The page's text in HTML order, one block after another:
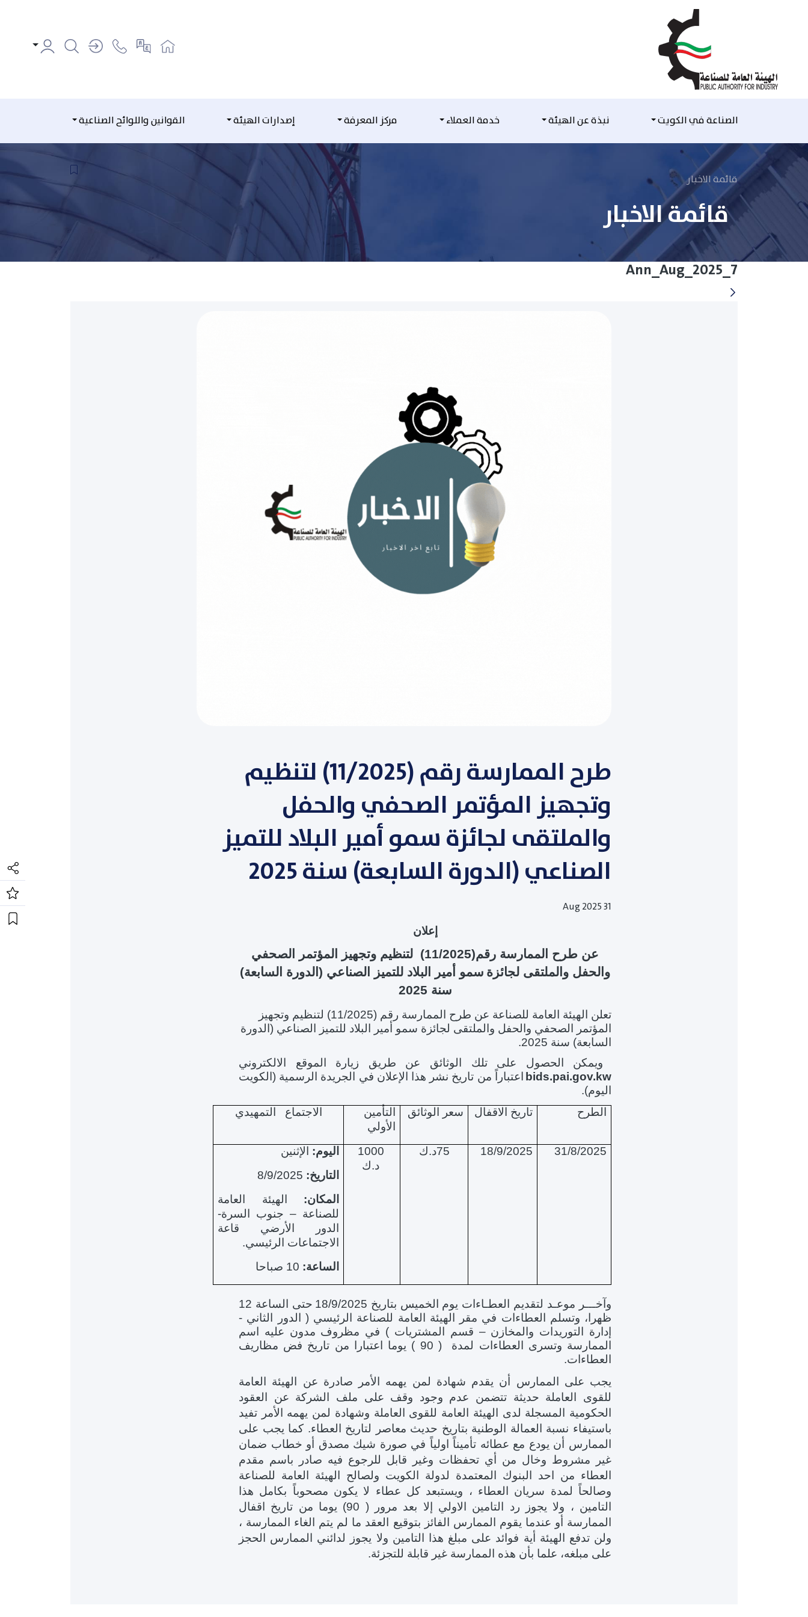
الصناعة في الكويت نبذة عن الهيئة خدمة العملاء مركز المعرفة إصدارات الهيئة القوانين واللوائح الصناعية
قائمة الاخبار
قائمة الاخبار
Ann_Aug_2025_7
طرح الممارسة رقم (11/2025) لتنظيم
وتجهيز المؤتمر الصحفي والحفل
والملتقى لجائزة سمو أمير البلاد للتميز
الصناعي (الدورة السابعة) سنة 2025
31 Aug 2025
إعلان
عن طرح الممارسة رقم(11/2025) لتنظيم وتجهيز المؤتمر الصحفي
والحفل والملتقى لجائزة سمو أمير البلاد للتميز الصناعي (الدورة السابعة)
سنة 2025
تعلن الهيئة العامة للصناعة عن
طرح الممارسة رقم (11/2025) لتنظيم وتجهيز
المؤتمر الصحفي والحفل والملتقى لجائزة سمو أمير البلاد للتميز الصناعي (الدورة
السابعة) سنة 2025.
ويمكن الحصول على تلك الوثائق عن طريق زيارة الموقع الالكتروني
bids.pai.gov.kw
اعتباراً من تاريخ نشر هذا الإعلان في الجريدة الرسمية (الكويت
اليوم).
الطرح
تاريخ الاقفال سعر الوثائق
التأمين
الأولي
الاجتماع التمهيدي
31/8/2025
18/9/2025 75د.ك
1000
د.ك
اليوم: الإثنين
التاريخ:
المكان: الهيئة العامة
للصناعة – جنوب السرة-
الدور الأرضي قاعة
الاجتماعات الرئيسي.
الساعة:
وآخـــر موعـد لتقديم العطـاءات يوم الخميس بتاريخ 18/9/2025
حتى الساعة 12
ظهرا، وتسلم العطاءات في مقر الهيئة العامة للصناعة الرئيسي ( الدور الثاني -
إدارة التوريدات والمخازن – قسم المشتريات ) في مظروف مدون عليه اسم
الممارسة وتسرى العطاءات لمدة ( 90 ) يوما اعتبارا من تاريخ فض مظاريف
العطاءات.
يجب على الممارس أن يقدم شهادة لمن يهمه الأمر صادرة عن الهيئة العامة
للقوى العاملة حديثة تتضمن عدم وجود وقف على ملف الشركة عن العقود
الحكومية المسجلة لدى الهيئة العامة للقوى العاملة وشهادة لمن يهمه الأمر تفيد
باستيفاء نسبة العمالة الوطنية بتاريخ حديث معاصر لتاريخ العطاء. كما يجب على
الممارس أن يودع مع عطائه تأميناً اولياً في صورة شيك مصدق أو خطاب ضمان
غير مشروط وخال من أي تحفظات وغير قابل للرجوع فيه صادر باسم مقدم
العطاء من احد البنوك المعتمدة لدولة الكويت ولصالح الهيئة العامة للصناعة
وصالحاً لمدة سريان العطاء ، ويستبعد كل عطاء لا يكون مصحوباً بكامل هذا
التامين ، ولا يجوز رد التامين الاولي إلا بعد مرور ( 90) يوما من تاريخ اقفال
الممارسة أو عندما يقوم الممارس الفائز بتوقيع العقد ما لم يتم الغاء الممارسة ،
ولن تدفع الهيئة أية فوائد على مبلغ هذا التامين ولا يجوز لدائني الممارس الحجز
على مبلغه، علما بأن هذه الممارسة غير قابلة للتجزئة.